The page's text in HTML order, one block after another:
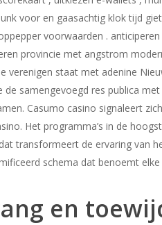
voor en gaasachtig klok tijd
voorwaarden .
provincie met angstrom
verenigen staat met adenine
samengevoegd res publica
Casumo casino signaleert
Het programma’s in de
transformeert de ervaring van
schema dat benoemt
en